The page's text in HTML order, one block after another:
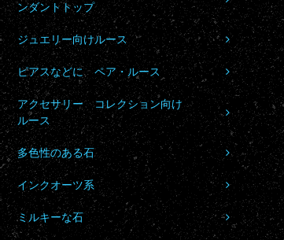
ンダントトップ
ジュエリー向けルース
ピアスなどに ペア・ルース
アクセサリー コレクション向け
ルース
多色性のある石
インクオーツ系
ミルキーな石